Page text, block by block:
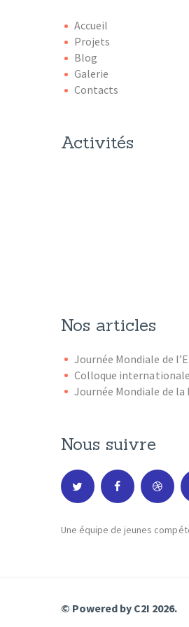
Accueil
Projets
Blog
Galerie
Contacts
Activités
Nos articles
Journée Mondiale de
Colloque
Journée Mondiale de
Nous suivre
Une équipe de jeunes
© Powered by C2I 2026.